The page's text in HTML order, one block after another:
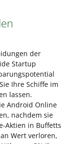
der
Startup
Ihre Schiffe im
lassen.
Android Online
nachdem sie
Aktien in Buffetts
Wert verloren,